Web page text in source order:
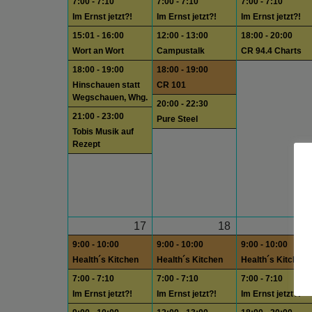
Im Ernst jetzt?!
15:01 - 16:00
Wort an Wort
18:00 - 19:00
Hinschauen statt
Wegschauen, Whg.
21:00 - 23:00
Tobis Musik auf
Rezept
Im Ernst jetzt?!
12:00 - 13:00
Campustalk
18:00 - 19:00
CR 101
20:00 - 22:30
Pure Steel
Im Ernst jetzt?!
18:00 - 20:00
CR 94.4 Charts
17
9:00 - 10:00
Health´s Kitchen
7:00 - 7:10
Im Ernst jetzt?!
18
9:00 - 10:00
Health´s Kitchen
7:00 - 7:10
Im Ernst jetzt?!
9:00 - 10:00
Health´s Kitchen
7:00 - 7:10
Im Ernst jetzt?!